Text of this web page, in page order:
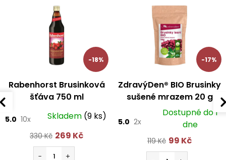
-18%
Rabenhorst Brusinková
šťáva 750 ml
5.0 10x Skladem (9 ks)
330 Kč 269 Kč
-17%
ZdravýDen® BIO Brusinky
sušené mrazem 20 g
5.0 2x
Dostupné do 1
dne
119 Kč 99 Kč